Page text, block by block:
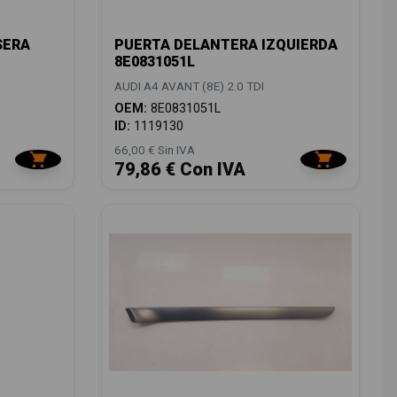
PUERTA DELANTERA IZQUIERDA
8E0831051L
AUDI A4 AVANT (8E) 2.0 TDI
OEM: 8E0831051L
ID: 1119130
66,00 € Sin IVA
79,86 € Con IVA